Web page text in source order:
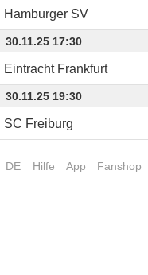
Hamburger SV
30.11.25 17:30
Eintracht Frankfurt
30.11.25 19:30
SC Freiburg
DE Hilfe App Fanshop